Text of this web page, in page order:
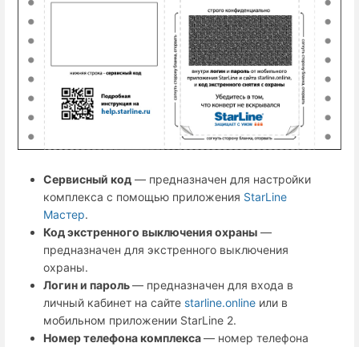
Сервисный код — предназначен для настройки
комплекса с помощью приложения StarLine
Мастер.
Код экстренного выключения охраны —
предназначен для экстренного выключения
охраны.
Логин и пароль— предназначен для входа в
личный кабинет на сайте starline.online или в
мобильном приложении StarLine 2.
Номер телефона комплекса— номер телефона